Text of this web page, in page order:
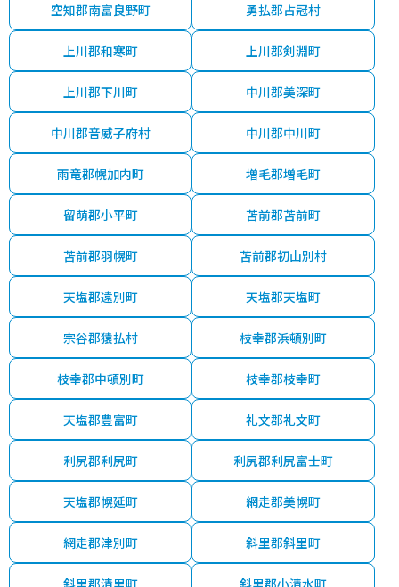
空知郡南富良野町 勇払郡占冠村
上川郡和寒町 上川郡剣淵町
上川郡下川町 中川郡美深町
中川郡音威子府村 中川郡中川町
雨竜郡幌加内町 増毛郡増毛町
留萌郡小平町 苫前郡苫前町
苫前郡羽幌町 苫前郡初山別村
天塩郡遠別町 天塩郡天塩町
宗谷郡猿払村 枝幸郡浜頓別町
枝幸郡中頓別町 枝幸郡枝幸町
天塩郡豊富町 礼文郡礼文町
利尻郡利尻町 利尻郡利尻富士町
天塩郡幌延町 網走郡美幌町
網走郡津別町 斜里郡斜里町